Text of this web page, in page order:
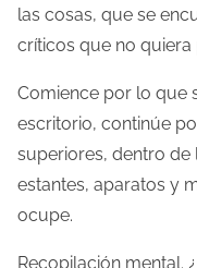
las cosas, que se
críticos que no quiera
Comience por lo que
escritorio, continúe
superiores, dentro de
estantes, aparatos y
ocupe.
Recopilación mental.